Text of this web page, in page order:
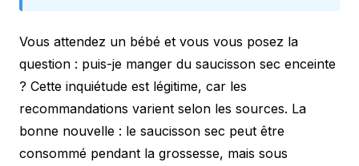
Vous attendez un bébé et vous vous posez la
question : puis-je manger du saucisson sec enceinte
? Cette inquiétude est légitime, car les
recommandations varient selon les sources. La
bonne nouvelle : le saucisson sec peut être
consommé pendant la grossesse, mais sous